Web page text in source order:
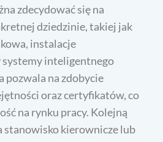
zdecydować się na
dziedzinie, takiej jak
instalacje
inteligentnego
pozwala na zdobycie
oraz certyfikatów, co
na rynku pracy. Kolejną
stanowisko kierownicze lub